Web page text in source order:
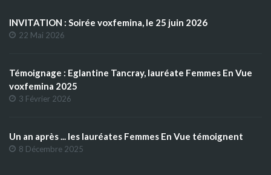
INVITATION : Soirée voxfemina, le 25 juin 2026
22 Mai 2026
Témoignage : Eglantine Tancray, lauréate Femmes En Vue
voxfemina 2025
3 Février 2026
Un an après ... les lauréates Femmes En Vue témoignent
8 Décembre 2025